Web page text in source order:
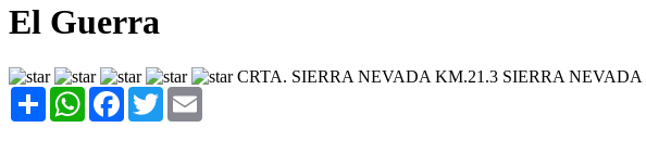
El Guerra
CRTA. SIERRA NEVADA KM.21.3 SIERRA NEVADA
Share WhatsAppFacebook
Twitter